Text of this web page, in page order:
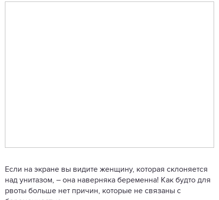
Если на экране вы видите женщину, которая склоняется
над унитазом, – она наверняка беременна! Как будто для
рвоты больше нет причин, которые не связаны с